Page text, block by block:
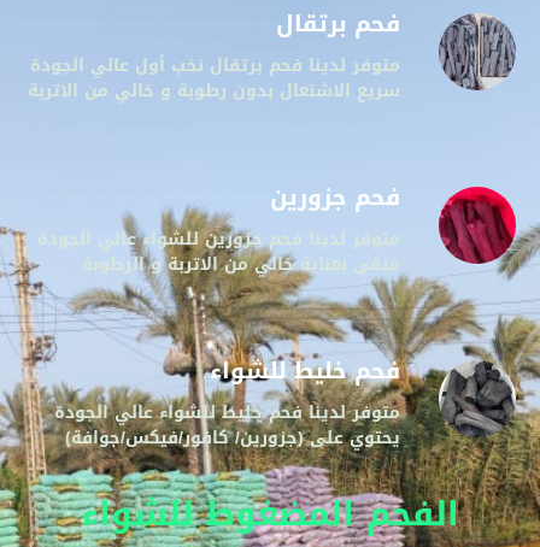
فحم برتقال
متوفر لدينا فحم برتقال نخب أول عالي الجودة
سريع الاشتعال بدون رطوبة و خالي من الاتربة
فحم جزورين
متوفر لدينا فحم جزورين للشواء عالي الجودة
منقى بعناية خالي من الاتربة و الرطوبة
فحم خليط للشواء
متوفر لدينا فحم خليط للشواء عالي الجودة
يحتوي على (جزورين/ كافور/فيكس/جوافة)
الفحم المضغوط للشواء